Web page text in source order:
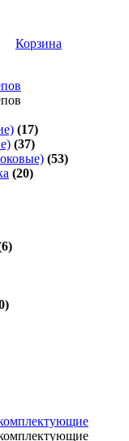
Корзина
(17)
(37)
(53)
(20)